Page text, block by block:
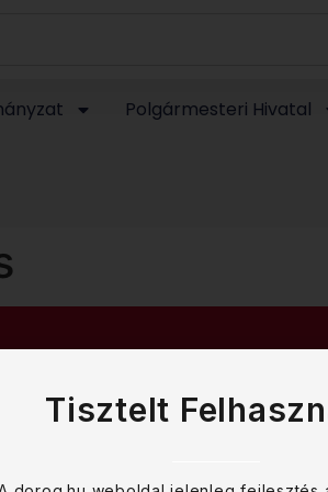
Polgármesteri Hivatal
Tisztelt